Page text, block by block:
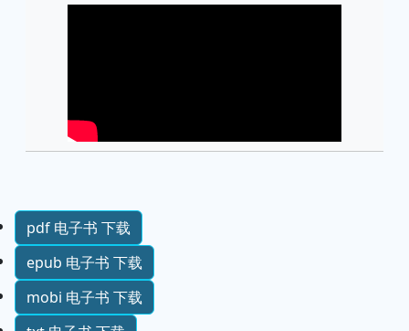
pdf 电子书 下载
epub 电子书 下载
mobi 电子书 下载